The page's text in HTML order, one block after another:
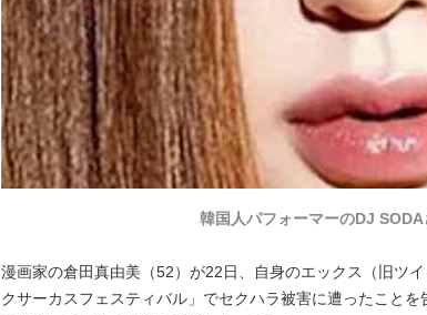
韓国人パフォーマーのDJ
漫画家の倉田真由美（52）が22日、自身のエックス（旧ツ
クサーカスフェスティバル」でセクハラ被害に遭ったこと